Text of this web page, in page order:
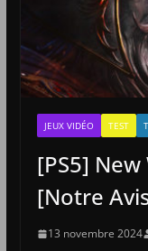
JEUX VIDÉO TEST
[PS5]
[Notre
13 novembre 2024